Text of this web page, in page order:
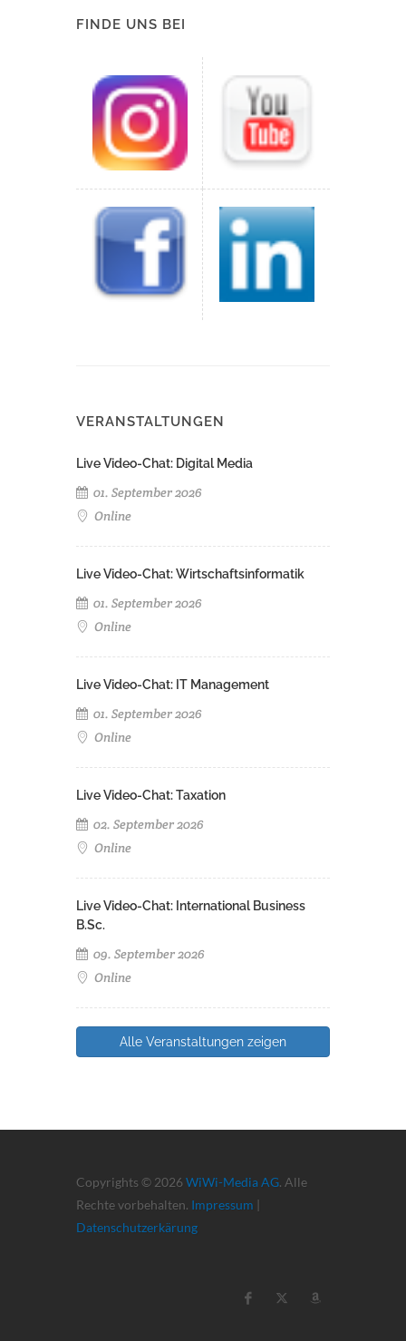
FINDE UNS BEI
VERANSTALTUNGEN
Live Video-Chat: Digital Media
01. September 2026
Online
Live Video-Chat: Wirtschaftsinformatik
01. September 2026
Online
Live Video-Chat: IT Management
01. September 2026
Online
Live Video-Chat: Taxation
02. September 2026
Online
Live Video-Chat: International Business
B.Sc.
09. September 2026
Online
Alle Veranstaltungen zeigen
Copyrights © 2026 WiWi-Media AG. Alle
Rechte vorbehalten. Impressum |
Datenschutzerkärung